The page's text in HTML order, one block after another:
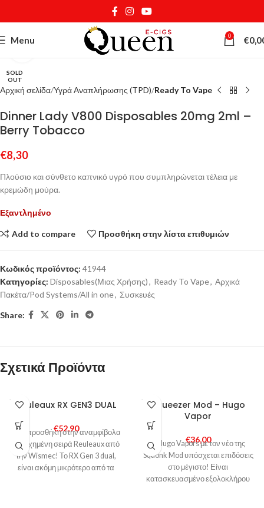
Menu 0 €
SOLD
OUT
Κάντε κλικ για μεγέθυνση
Αρχική σελίδα Υγρά Αναπλήρωσης (TPD) Ready To Vape
Dinner Lady V800 Disposables 20mg 2ml –
Berry Tobacco
€8,30
Πλούσιο και σύνθετο καπνικό υγρό που συμπληρώνεται τέλεια με
κρεμώδη μούρα.
Εξαντλημένο
Add to compare Προσθήκη στην λίστα επιθυμιών
Κωδικός προϊόντος: 41944
Κατηγορίες: Disposables(Μιας Χρήσης), Ready To Vape, Αρχικά
Πακέτα/Pod Systems/All in one, Συσκευές
Share:
Σχετικά Προϊόντα
SOLD
OUT
Reuleaux RX GEN3 DUAL
€52,90
Νέα προσθήκη στην αναμφίβολα
πετυχημένη σειρά Reuleaux από
την Wismec! Το RX Gen 3 dual,
είναι ακόμη μικρότερο από τα
SOLD
OUTSqueezer Mod – Hugo
Vapor
€36,00
Η Hugo Vapors με τον νέο της
Squonk Mod υπόσχεται επιδόσεις
στο μέγιστο! Είναι
κατασκευασμένο εξολοκλήρου